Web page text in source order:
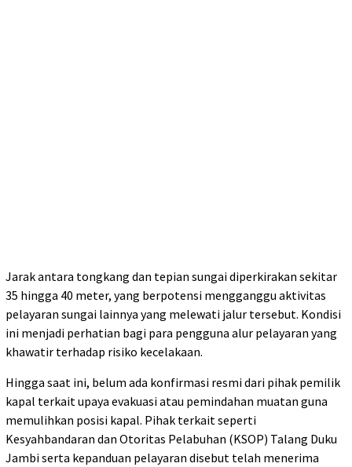
Jarak antara tongkang dan tepian sungai diperkirakan sekitar
35 hingga 40 meter, yang berpotensi mengganggu aktivitas
pelayaran sungai lainnya yang melewati jalur tersebut. Kondisi
ini menjadi perhatian bagi para pengguna alur pelayaran yang
khawatir terhadap risiko kecelakaan.
Hingga saat ini, belum ada konfirmasi resmi dari pihak pemilik
kapal terkait upaya evakuasi atau pemindahan muatan guna
memulihkan posisi kapal. Pihak terkait seperti
Kesyahbandaran dan Otoritas Pelabuhan (KSOP) Talang Duku
Jambi serta kepanduan pelayaran disebut telah menerima